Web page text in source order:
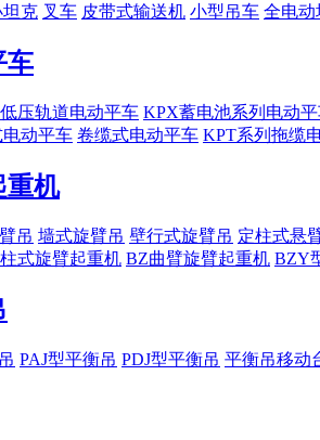
克 叉车 皮带式输送机 小型吊车 全电动
车
压轨道电动平车 KPX蓄电池系列电动
动平车 卷缆式电动平车 KPT系列拖缆
重机
吊 墙式旋臂吊 壁行式旋臂吊 定柱式悬
式旋臂起重机 BZ曲臂旋臂起重机 BZY
PAJ型平衡吊 PDJ型平衡吊 平衡吊移动